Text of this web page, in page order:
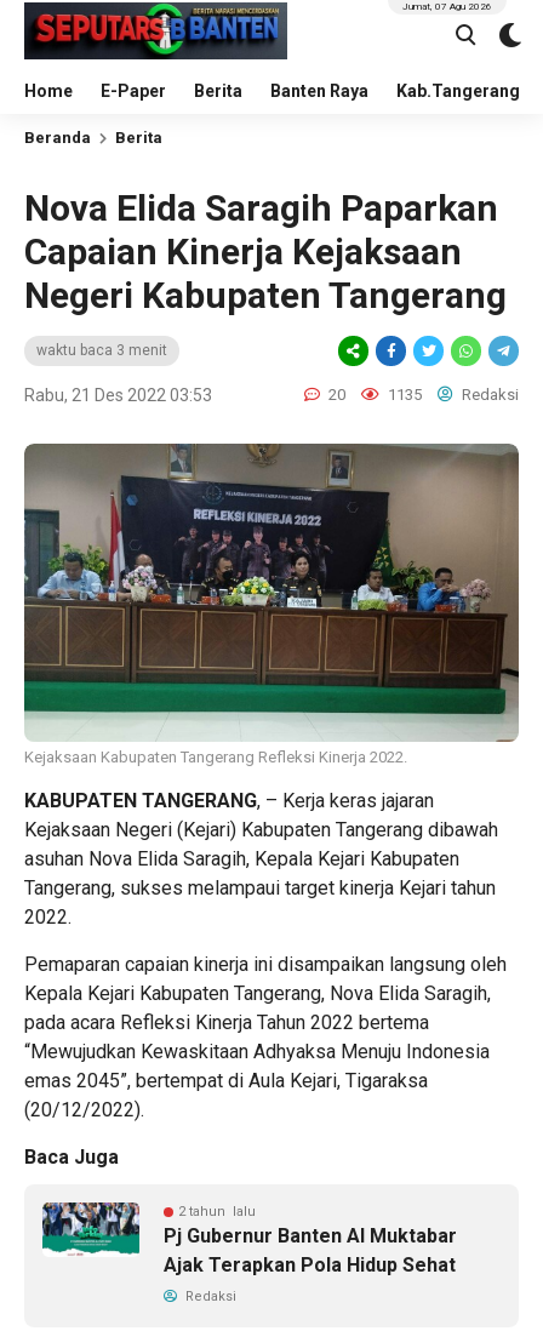
Home E-Paper Berita Banten Raya Kab.Tangerang
Jumat, 07 Agu 2026
Beranda Berita
Nova Elida Saragih Paparkan
Capaian Kinerja Kejaksaan
Negeri Kabupaten Tangerang
waktu baca 3 menit
Rabu, 21 Des 2022 03:53 20 1135 Redaksi
Kejaksaan Kabupaten Tangerang Refleksi Kinerja 2022.
KABUPATEN TANGERANG, – Kerja keras jajaran
Kejaksaan Negeri (Kejari) Kabupaten Tangerang dibawah
asuhan Nova Elida Saragih, Kepala Kejari Kabupaten
Tangerang, sukses melampaui target kinerja Kejari tahun
2022.
Pemaparan capaian kinerja ini disampaikan langsung oleh
Kepala Kejari Kabupaten Tangerang, Nova Elida Saragih,
pada acara Refleksi Kinerja Tahun 2022 bertema
“Mewujudkan Kewaskitaan Adhyaksa Menuju Indonesia
emas 2045”, bertempat di Aula Kejari, Tigaraksa
(20/12/2022).
Baca Juga
2 tahun lalu
Pj Gubernur Banten Al Muktabar
Ajak Terapkan Pola Hidup Sehat
Redaksi